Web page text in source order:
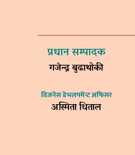
प्रधान सम्पादक
गजेन्द्र बुढाथोकी
विजनेस डेभलपमेन्ट अफिसर
अस्मिता धिताल